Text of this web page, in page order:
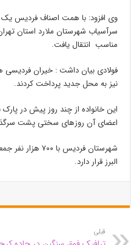
وی افزود: با همت اصناف فردیس
سرآسیاب شهرستان ملارد استان
مناسب انتقال یافت.
فولادی بیان داشت : خیران فردیسی
نیز به محل جدید پرداخت کردند.
این خانواده از چند روز پیش در
اعضای آن روزهای سختی پشت
شهرستان فردیس
البرز قرار دارد.
قبلی